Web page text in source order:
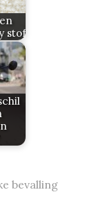
stof
bevalling